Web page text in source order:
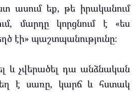
ասում եք, թե իրականում
մարդը կորցնում է «ես
էի» պաշտպանությունը։
և չվերածել դա անձնական
է սառը, կարճ և հստակ